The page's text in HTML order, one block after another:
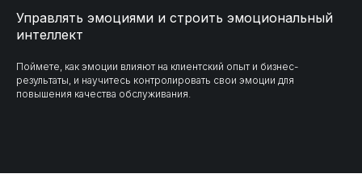
Управлять эмоциями и строить эмоциональный
интеллект
Поймете, как эмоции влияют на клиентский опыт и бизнес-
результаты, и научитесь контролировать свои эмоции для
повышения качества обслуживания.